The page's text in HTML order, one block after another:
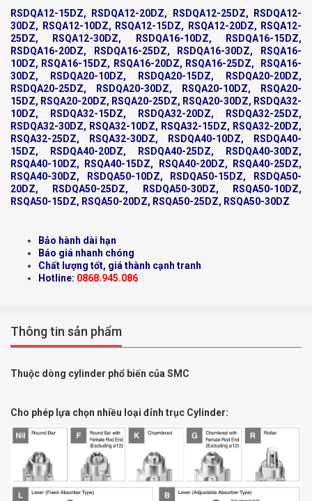
RSDQA12-15DZ, RSDQA12-20DZ, RSDQA12-25DZ, RSDQA12-
30DZ, RSQA12-10DZ, RSQA12-15DZ, RSQA12-20DZ, RSQA12-
25DZ, RSQA12-30DZ, RSDQA16-10DZ, RSDQA16-15DZ,
RSDQA16-20DZ, RSDQA16-25DZ, RSDQA16-30DZ, RSQA16-
10DZ, RSQA16-15DZ, RSQA16-20DZ, RSQA16-25DZ, RSQA16-
30DZ, RSDQA20-10DZ, RSDQA20-15DZ, RSDQA20-20DZ,
RSDQA20-25DZ, RSDQA20-30DZ, RSQA20-10DZ, RSQA20-
15DZ, RSQA20-20DZ, RSQA20-25DZ, RSQA20-30DZ, RSDQA32-
10DZ, RSDQA32-15DZ, RSDQA32-20DZ, RSDQA32-25DZ,
RSDQA32-30DZ, RSQA32-10DZ, RSQA32-15DZ, RSQA32-20DZ,
RSQA32-25DZ, RSQA32-30DZ, RSDQA40-10DZ, RSDQA40-
15DZ, RSDQA40-20DZ, RSDQA40-25DZ, RSDQA40-30DZ,
RSQA40-10DZ, RSQA40-15DZ, RSQA40-20DZ, RSQA40-25DZ,
RSQA40-30DZ, RSDQA50-10DZ, RSDQA50-15DZ, RSDQA50-
20DZ, RSDQA50-25DZ, RSDQA50-30DZ, RSQA50-10DZ,
RSQA50-15DZ, RSQA50-20DZ, RSQA50-25DZ, RSQA50-30DZ
Bảo hành dài hạn
Báo giá nhanh chóng
Chất lượng tốt, giá thành cạnh tranh
Hotline: 0868.945.086
Thông tin sản phẩm
Thuộc dòng cylinder phổ biến của SMC
Cho phép lựa chọn nhiều loại đỉnh trục Cylinder: